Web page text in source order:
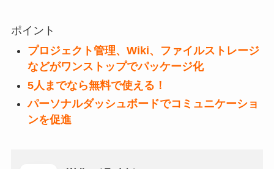
ポイント
プロジェクト管理、Wiki、ファイルストレージ
などがワンストップでパッケージ化
5人までなら無料で使える！
パーソナルダッシュボードでコミュニケーショ
ンを促進